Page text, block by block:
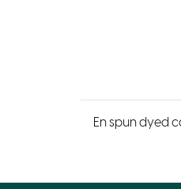
En spun dyed